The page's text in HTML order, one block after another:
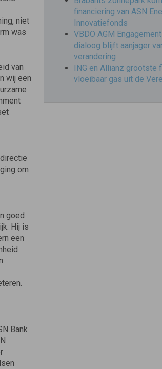
niet
was
van
wij een
om
goed
Hij is
een
Bank
financiering van ASN
Innovatiefonds
VBDO AGM
dialoog blijft aanjager
verandering
ING en Allianz grootste
vloeibaar gas uit de